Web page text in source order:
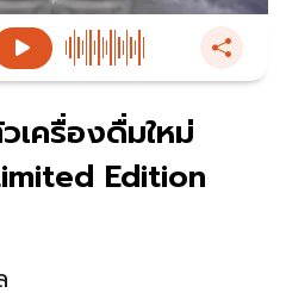
เครื่องดื่มใหม่
Edition